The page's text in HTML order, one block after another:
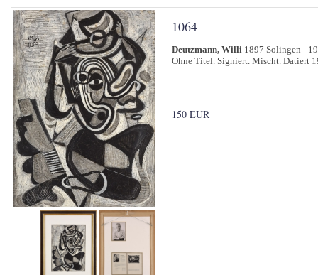
1064
Deutzmann, Willi 1897 Solingen -
Ohne Titel. Signiert. Mischt. Datiert
150 EUR